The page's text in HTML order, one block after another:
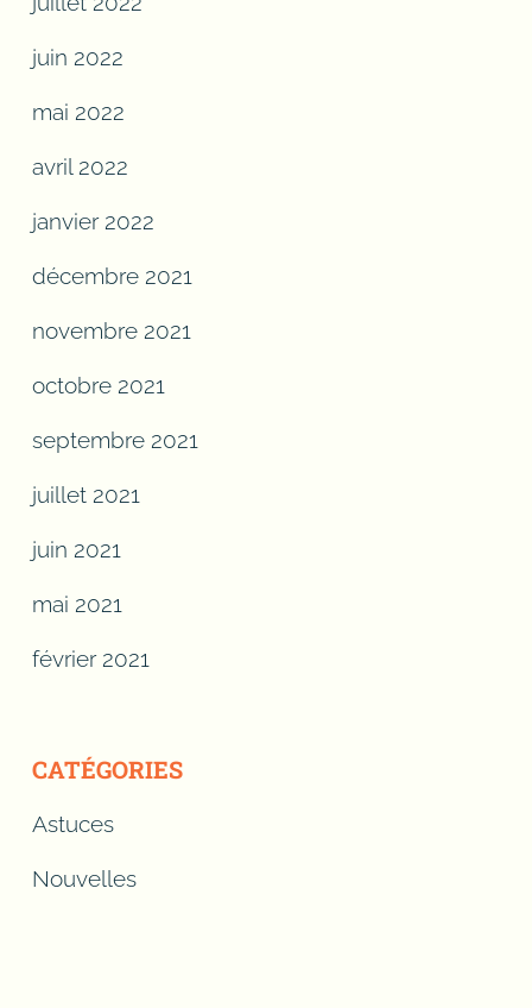
juin 2022
mai 2022
avril 2022
janvier 2022
décembre 2021
novembre 2021
octobre 2021
septembre 2021
juillet 2021
juin 2021
mai 2021
février 2021
CATÉGORIES
Astuces
Nouvelles